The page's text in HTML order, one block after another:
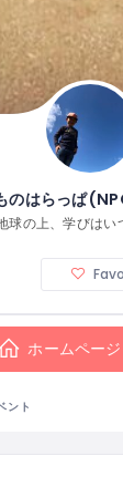
のはらっぱ
球の上、学びはい
ホームペー
ント